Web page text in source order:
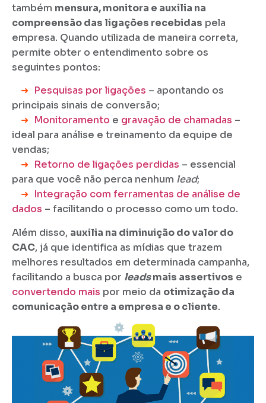
também mensura, monitora e auxilia na
compreensão das ligações recebidas pela
empresa. Quando utilizada de maneira correta,
permite obter o entendimento sobre os
seguintes pontos:
➜ Pesquisas por ligações – apontando os
principais sinais de conversão;
➜ Monitoramento e gravação de chamadas –
ideal para análise e treinamento da equipe de
vendas;
➜ Retorno de ligações perdidas – essencial
para que você não perca nenhum lead;
➜ Integração com ferramentas de análise de
dados – facilitando o processo como um todo.
Além disso, auxilia na diminuição do valor do
CAC, já que identifica as mídias que trazem
melhores resultados em determinada campanha,
facilitando a busca por leadsmais assertivos e
convertendo mais por meio da otimização da
comunicação entre a empresa e o cliente.